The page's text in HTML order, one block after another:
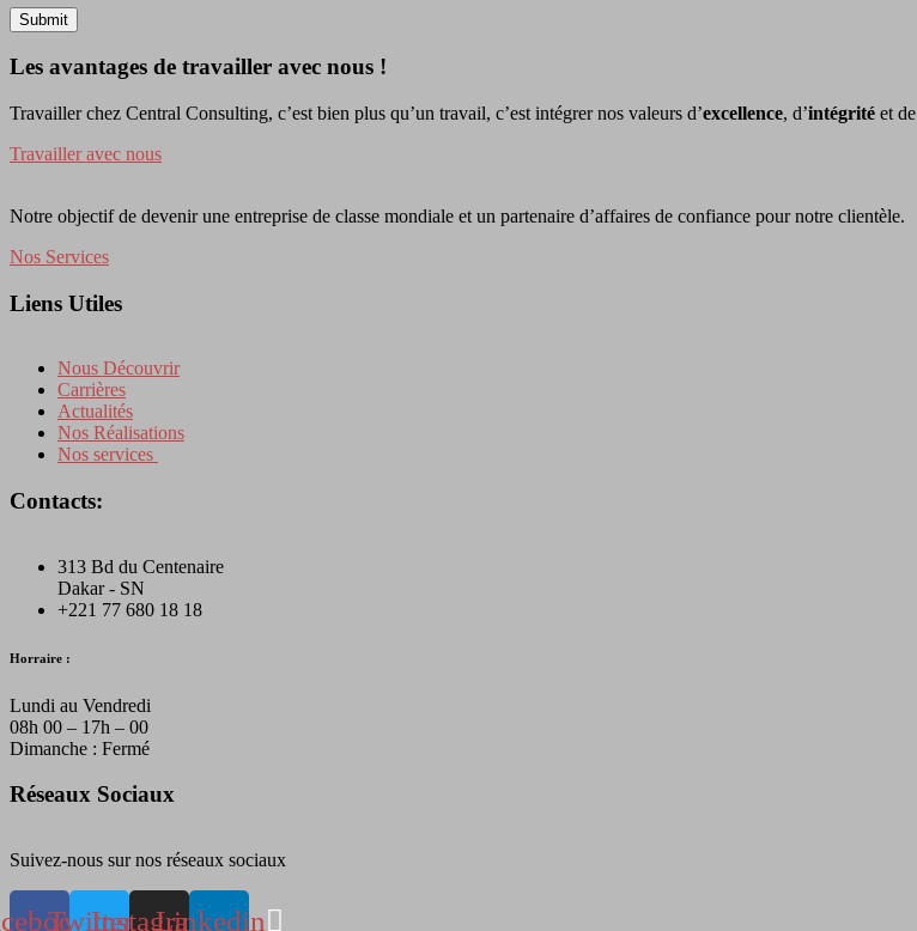
Les avantages de travailler avec nous !
Travailler chez Central Consulting, c’est bien plus qu’un travail, c’est intégrer nos valeurs d’excellence, d’intégrité et de
Travailler avec nous
Notre objectif de devenir une entreprise de classe mondiale et un partenaire d’affaires de confiance pour notre clientèle.
Nos Services
Liens Utiles
Nous Découvrir
Carrières
Actualités
Nos Réalisations
Nos services
Contacts:
313 Bd du Centenaire
Dakar - SN
+221 77 680 18 18
Horraire :
Lundi au Vendredi
08h 00 – 17h – 00
Dimanche : Fermé
Réseaux Sociaux
Suivez-nous sur nos réseaux sociaux
TwitterInstagramLinkedin